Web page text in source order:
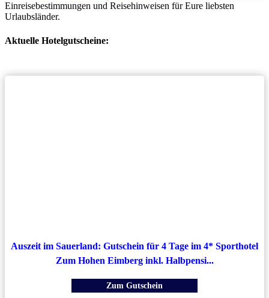
Einreisebestimmungen und Reisehinweisen für Eure liebsten
Urlaubsländer.
Aktuelle Hotelgutscheine:
Auszeit im Sauerland: Gutschein für 4 Tage im 4* Sporthotel
Zum Hohen Eimberg inkl. Halbpensi...
Zum Gutschein